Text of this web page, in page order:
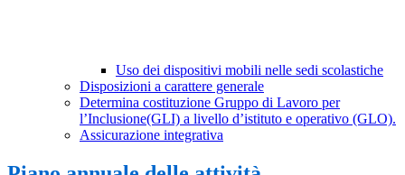
Uso dei dispositivi mobili nelle sedi scolastiche
Disposizioni a carattere generale
Determina costituzione Gruppo di Lavoro per
l’Inclusione(GLI) a livello d’istituto e operativo (GLO).
Assicurazione integrativa